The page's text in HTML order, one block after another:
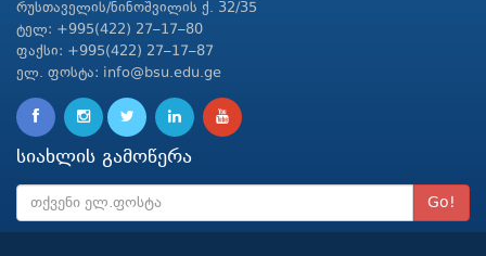
რუსთაველის/ნინოშვილის ქ. 32/35
ტელ: +995(422) 27–17–80
ფაქსი: +995(422) 27–17–87
ელ. ფოსტა: info@bsu.edu.ge
სიახლის გამოწერა
Go!